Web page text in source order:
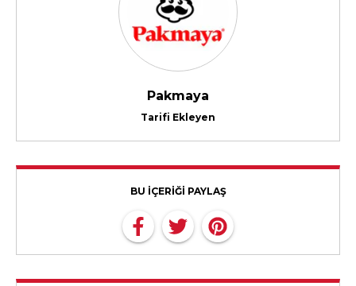
Pakmaya
Tarifi Ekleyen
BU İÇERİĞİ PAYLAŞ